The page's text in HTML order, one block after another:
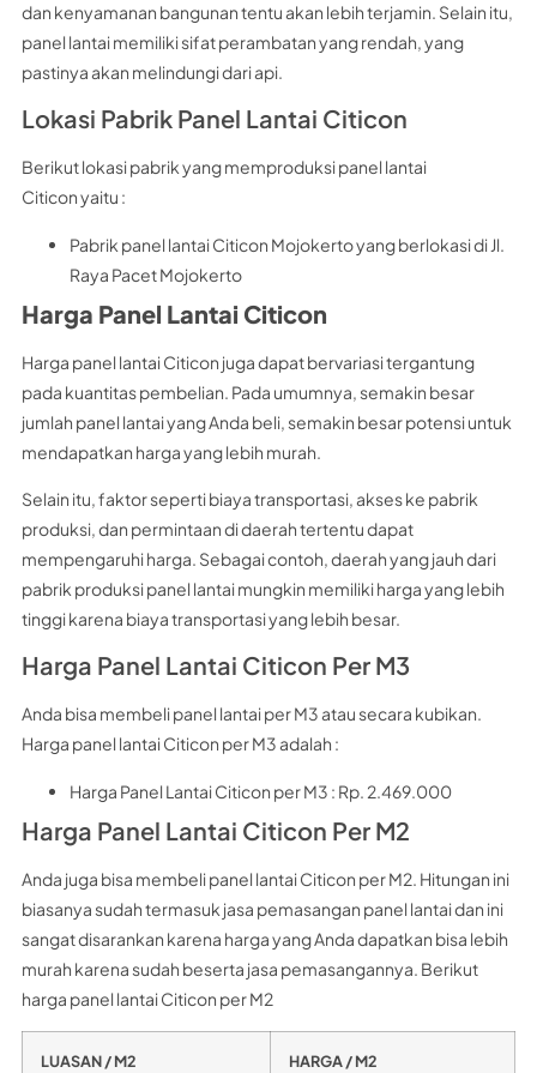
dan kenyamanan bangunan tentu akan lebih terjamin. Selain itu,
panel lantai memiliki sifat perambatan yang rendah, yang
pastinya akan melindungi dari api.
Lokasi Pabrik Panel Lantai Citicon
Berikut lokasi pabrik yang memproduksi panel lantai
Citicon yaitu :
Pabrik panel lantai Citicon Mojokerto yang berlokasi di Jl.
Raya Pacet Mojokerto
Harga Panel Lantai Citicon
Harga panel lantai Citicon juga dapat bervariasi tergantung
pada kuantitas pembelian. Pada umumnya, semakin besar
jumlah panel lantai yang Anda beli, semakin besar potensi untuk
mendapatkan harga yang lebih murah.
Selain itu, faktor seperti biaya transportasi, akses ke pabrik
produksi, dan permintaan di daerah tertentu dapat
mempengaruhi harga. Sebagai contoh, daerah yang jauh dari
pabrik produksi panel lantai mungkin memiliki harga yang lebih
tinggi karena biaya transportasi yang lebih besar.
Harga Panel Lantai Citicon Per M3
Anda bisa membeli panel lantai per M3 atau secara kubikan.
Harga panel lantai Citicon per M3 adalah :
Harga Panel Lantai Citicon per M3 : Rp. 2.469.000
Harga Panel Lantai Citicon Per M2
Anda juga bisa membeli panel lantai Citicon per M2. Hitungan ini
biasanya sudah termasuk jasa pemasangan panel lantai dan ini
sangat disarankan karena harga yang Anda dapatkan bisa lebih
murah karena sudah beserta jasa pemasangannya. Berikut
harga panel lantai Citicon per M2
LUASAN / M2 HARGA / M2